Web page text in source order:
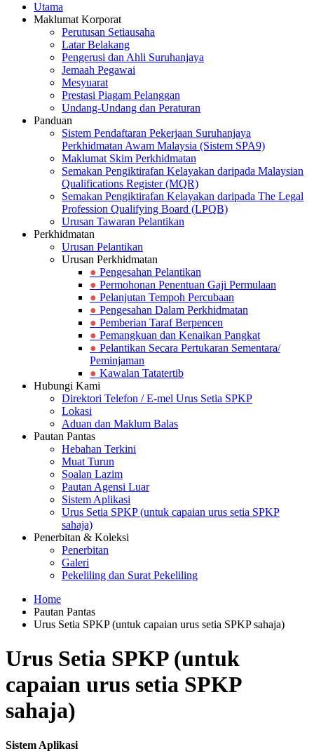
Utama
Maklumat Korporat
Perutusan Setiausaha
Latar Belakang
Pengerusi dan Ahli Suruhanjaya
Jemaah Pegawai
Mesyuarat
Prestasi Piagam Pelanggan
Undang-Undang dan Peraturan
Panduan
Sistem Pendaftaran Pekerjaan Suruhanjaya
Perkhidmatan Awam Malaysia (Sistem SPA9)
Maklumat Skim Perkhidmatan
Semakan Pengiktirafan Kelayakan daripada Malaysian
Qualifications Register (MQR)
Semakan Pengiktirafan Kelayakan daripada The Legal
Profession Qualifying Board (LPQB)
Urusan Tawaran Pelantikan
Perkhidmatan
Urusan Pelantikan
Urusan Perkhidmatan
● Pengesahan Pelantikan
● Permohonan Penentuan Gaji Permulaan
● Pelanjutan Tempoh Percubaan
● Pengesahan Dalam Perkhidmatan
● Pemberian Taraf Berpencen
● Pemangkuan dan Kenaikan Pangkat
● Pelantikan Secara Pertukaran Sementara/
Peminjaman
● Kawalan Tatatertib
Hubungi Kami
Direktori Telefon / E-mel Urus Setia SPKP
Lokasi
Aduan dan Maklum Balas
Pautan Pantas
Hebahan Terkini
Muat Turun
Soalan Lazim
Pautan Agensi Luar
Sistem Aplikasi
Urus Setia SPKP (untuk capaian urus setia SPKP
sahaja)
Penerbitan & Koleksi
Penerbitan
Galeri
Pekeliling dan Surat Pekeliling
Home
Pautan Pantas
Urus Setia SPKP (untuk capaian urus setia SPKP sahaja)
Urus Setia SPKP (untuk
capaian urus setia SPKP
sahaja)
Sistem Aplikasi